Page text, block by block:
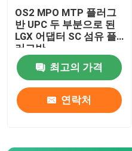
OS2 MPO MTP 플러그
반 UPC 두 부분으로 된
LGX 어댑터 SC 섬유 플
러그반
최고의 가격
연락처